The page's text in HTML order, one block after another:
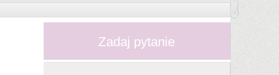
Zadaj pytanie